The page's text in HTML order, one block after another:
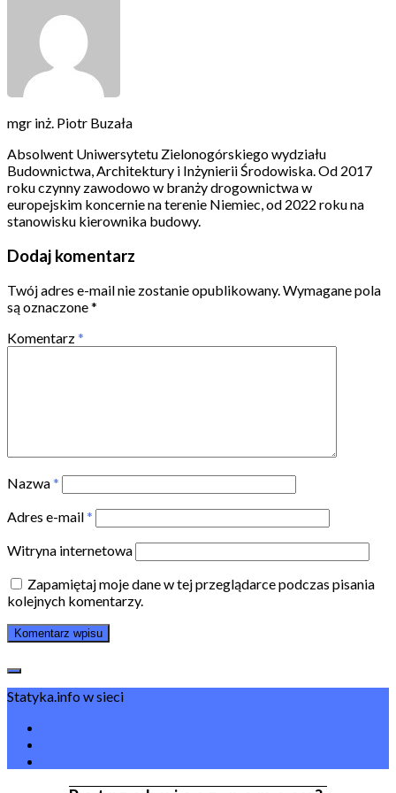
mgr inż. Piotr Buzała
Absolwent Uniwersytetu Zielonogórskiego wydziału
Budownictwa, Architektury i Inżynierii Środowiska. Od 2017
roku czynny zawodowo w branży drogownictwa w
europejskim koncernie na terenie Niemiec, od 2022 roku na
stanowisku kierownika budowy.
Dodaj komentarz
Twój adres e-mail nie zostanie opublikowany.Wymagane pola
są oznaczone*
Komentarz*
Nazwa*
Adres e-mail*
Witryna internetowa
Zapamiętaj moje dane w tej przeglądarce podczas pisania
kolejnych komentarzy.
Statyka.info w sieci